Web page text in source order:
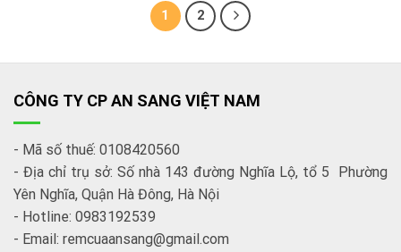
1 2
CÔNG TY CP AN SANG VIỆT NAM
- Mã số thuế: 0108420560
- Địa chỉ trụ sở: Số nhà 143 đường Nghĩa Lộ, tổ 5 Phường
Yên Nghĩa, Quận Hà Đông, Hà Nội
- Hotline: 0983192539
- Email: remcuaansang@gmail.com